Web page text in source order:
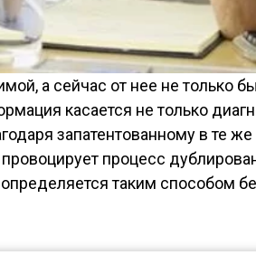
а сейчас от нее не только
касается не только
запатентованному в те
процесс
таким способом